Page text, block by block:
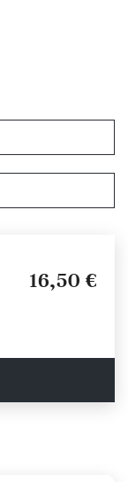
16,50 €